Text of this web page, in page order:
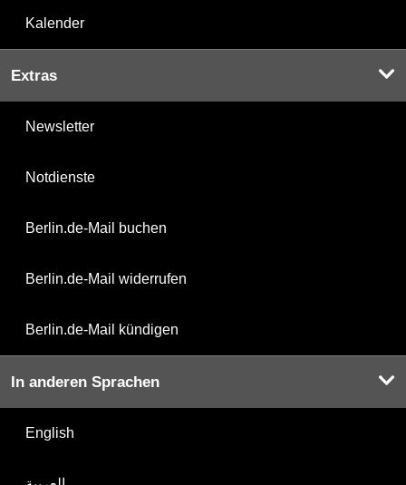
Kalender
Extras
Newsletter
Notdienste
Berlin.de-Mail buchen
Berlin.de-Mail widerrufen
Berlin.de-Mail kündigen
In anderen Sprachen
English